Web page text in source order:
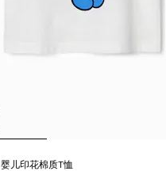
婴儿印花棉质T恤